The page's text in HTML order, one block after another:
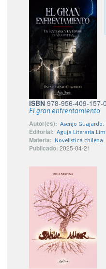
ISBN 978-956-409-157-0
El gran enfrentamiento
Autor(es): Asenjo Guajardo,
Editorial: Aguja Literaria
Materia: Novelística chilena
Publicado: 2025-04-21